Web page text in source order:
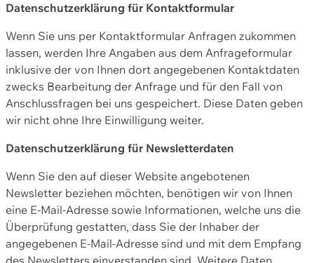
Datenschutzerklärung für Kontaktformular
Wenn Sie uns per Kontaktformular Anfragen zukommen
lassen, werden Ihre Angaben aus dem Anfrageformular
inklusive der von Ihnen dort angegebenen Kontaktdaten
zwecks Bearbeitung der Anfrage und für den Fall von
Anschlussfragen bei uns gespeichert. Diese Daten geben
wir nicht ohne Ihre Einwilligung weiter.
Datenschutzerklärung für Newsletterdaten
Wenn Sie den auf dieser Website angebotenen
Newsletter beziehen möchten, benötigen wir von Ihnen
eine E-Mail-Adresse sowie Informationen, welche uns die
Überprüfung gestatten, dass Sie der Inhaber der
angegebenen E-Mail-Adresse sind und mit dem Empfang